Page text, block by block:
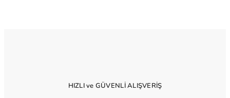
HIZLI ve GÜVENLİ ALIŞVERİŞ